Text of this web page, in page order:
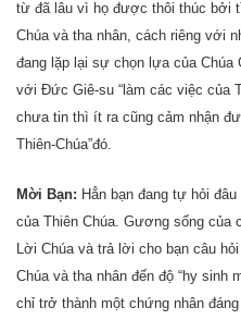
từ đã lâu vì họ được thôi thúc bởi
Chúa và tha nhân, cách riêng với
đang lặp lại sự chọn lựa của
với Đức Giê-su “làm các việc của
chưa tin thì ít ra cũng cảm nhận
Thiên-Chúa”đó.
Mời Bạn: Hẳn bạn đang tự hỏi
của Thiên Chúa. Gương sống của
Lời Chúa và trả lời cho bạn câu
Chúa và tha nhân đến độ “hy sinh
chỉ trở thành một chứng nhân